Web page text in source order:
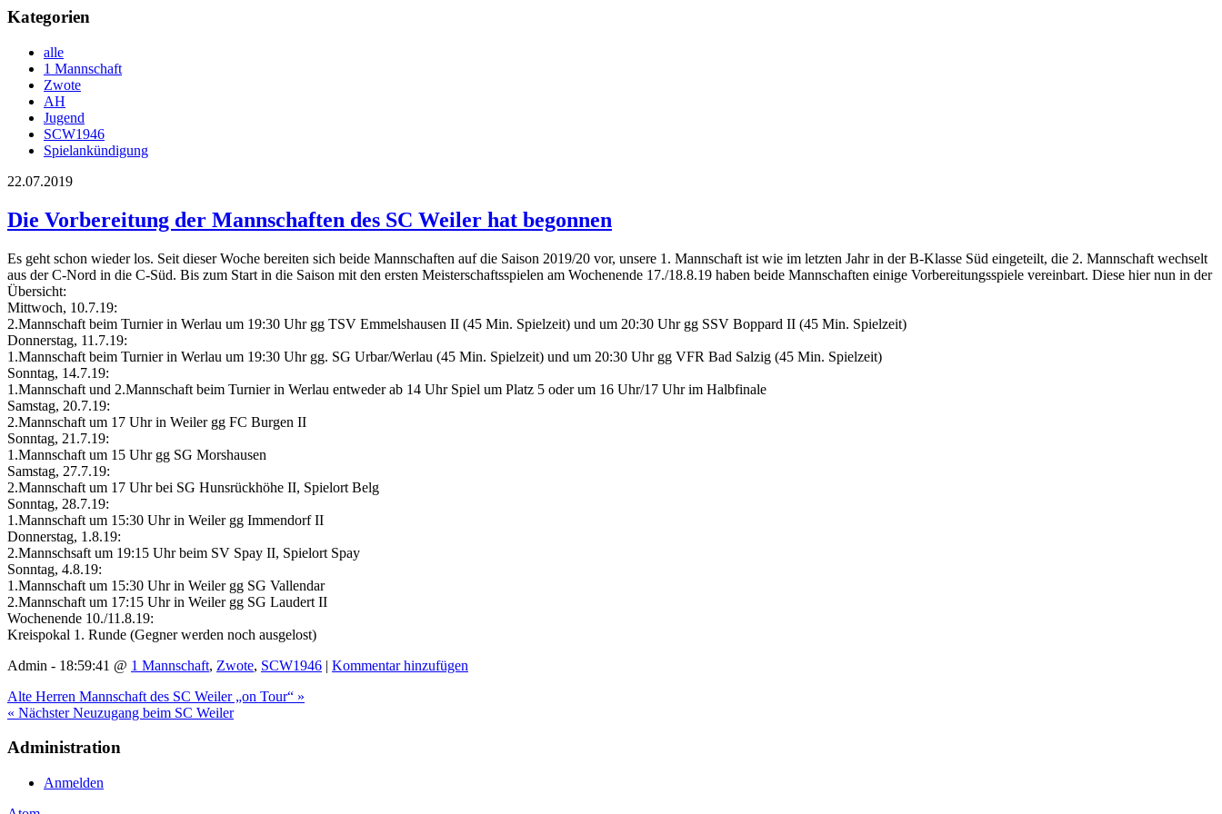
Kategorien
alle
1 Mannschaft
Zwote
AH
Jugend
SCW1946
Spielankündigung
22.07.2019
Die Vorbereitung der Mannschaften des SC Weiler hat begonnen
Es geht schon wieder los. Seit dieser Woche bereiten sich beide Mannschaften auf die Saison 2019/20 vor, unsere 1. Mannschaft ist wie im letzten Jahr in der B-Klasse Süd eingeteilt, die 2. Mannschaft wechselt
aus der C-Nord in die C-Süd. Bis zum Start in die Saison mit den ersten Meisterschaftsspielen am Wochenende 17./18.8.19 haben beide Mannschaften einige Vorbereitungsspiele vereinbart. Diese hier nun in der
Übersicht:
Mittwoch, 10.7.19:
2.Mannschaft beim Turnier in Werlau um 19:30 Uhr gg TSV Emmelshausen II (45 Min. Spielzeit) und um 20:30 Uhr gg SSV Boppard II (45 Min. Spielzeit)
Donnerstag, 11.7.19:
1.Mannschaft beim Turnier in Werlau um 19:30 Uhr gg. SG Urbar/Werlau (45 Min. Spielzeit) und um 20:30 Uhr gg VFR Bad Salzig (45 Min. Spielzeit)
Sonntag, 14.7.19:
1.Mannschaft und 2.Mannschaft beim Turnier in Werlau entweder ab 14 Uhr Spiel um Platz 5 oder um 16 Uhr/17 Uhr im Halbfinale
Samstag, 20.7.19:
2.Mannschaft um 17 Uhr in Weiler gg FC Burgen II
Sonntag, 21.7.19:
1.Mannschaft um 15 Uhr gg SG Morshausen
Samstag, 27.7.19:
2.Mannschaft um 17 Uhr bei SG Hunsrückhöhe II, Spielort Belg
Sonntag, 28.7.19:
1.Mannschaft um 15:30 Uhr in Weiler gg Immendorf II
Donnerstag, 1.8.19:
2.Mannschsaft um 19:15 Uhr beim SV Spay II, Spielort Spay
Sonntag, 4.8.19:
1.Mannschaft um 15:30 Uhr in Weiler gg SG Vallendar
2.Mannschaft um 17:15 Uhr in Weiler gg SG Laudert II
Wochenende 10./11.8.19:
Kreispokal 1. Runde (Gegner werden noch ausgelost)
Admin - 18:59:41 @ 1 Mannschaft, Zwote, SCW1946 | Kommentar hinzufügen
Alte Herren Mannschaft des SC Weiler „on Tour“ »
« Nächster Neuzugang beim SC Weiler
Administration
Anmelden